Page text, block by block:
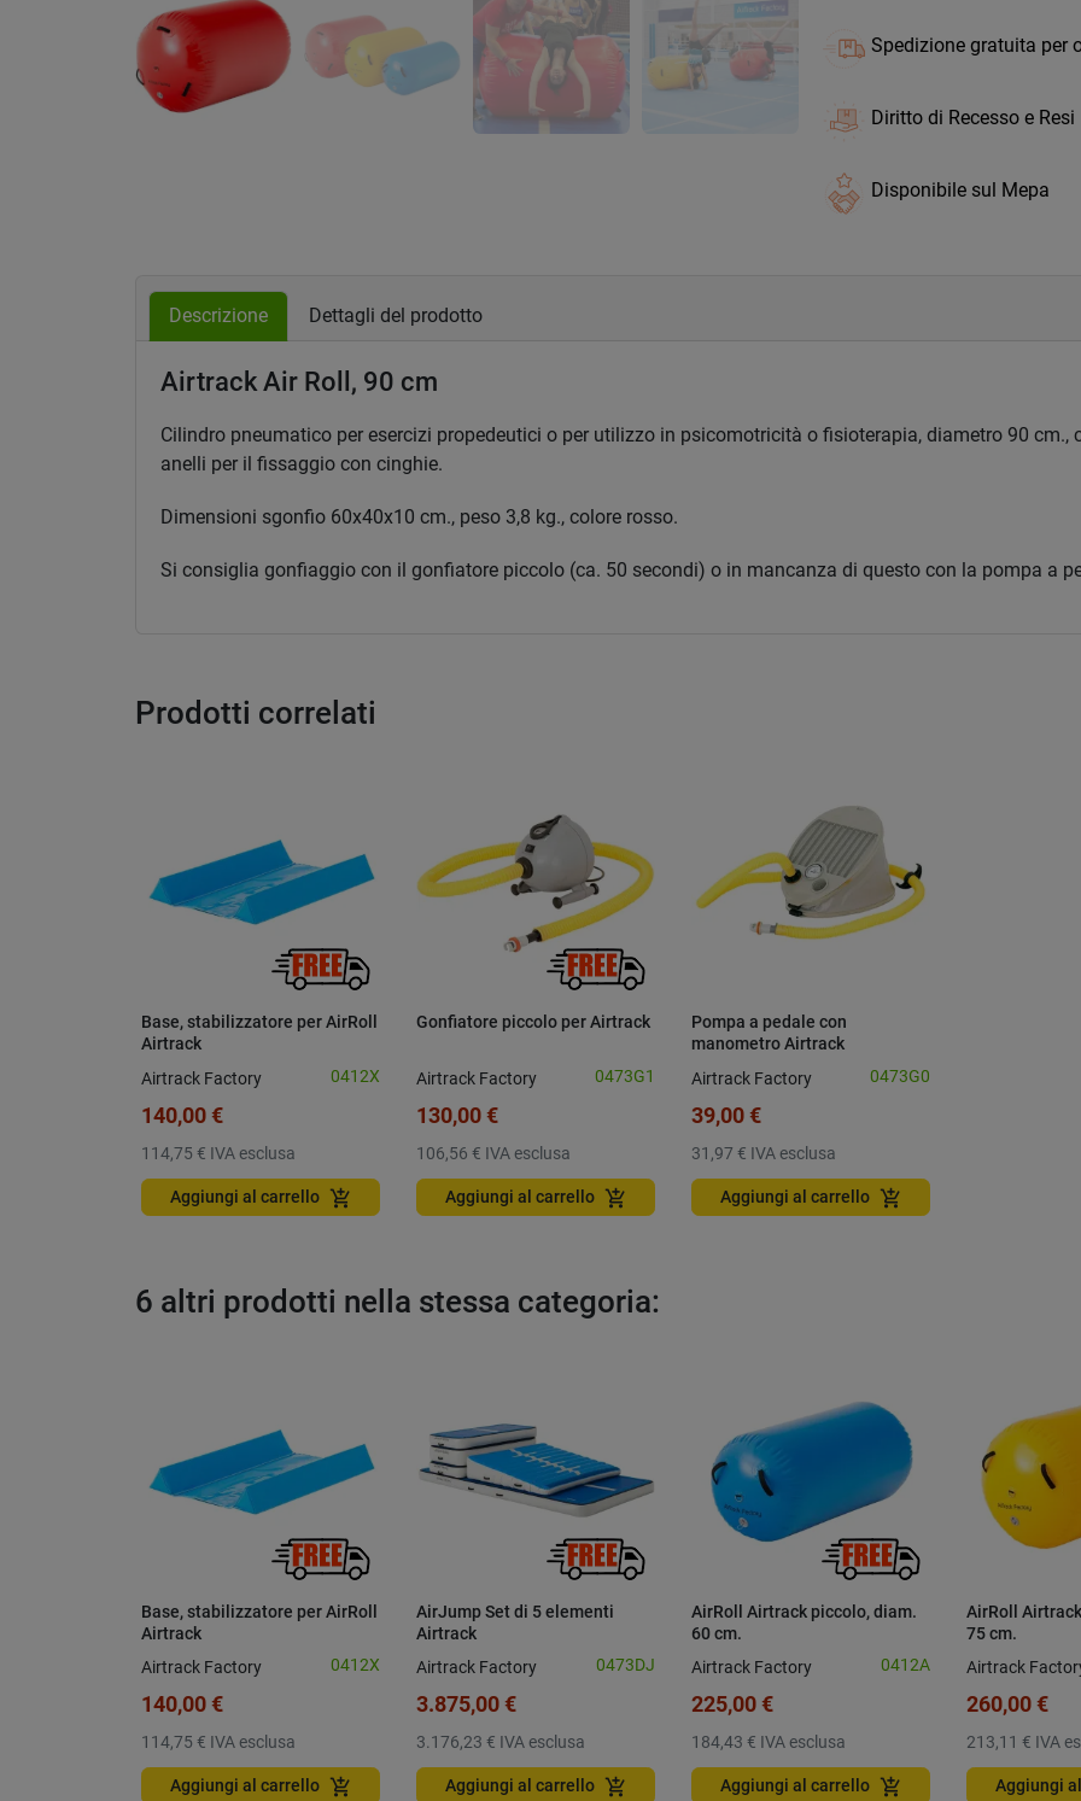
Spedizione gratuita per
Diritto di Recesso e Resi
Disponibile sul Mepa
Descrizione Dettagli del prodotto
Airtrack Air Roll, 90 cm
Cilindro pneumatico per esercizi propedeutici o per utilizzo in psicomotricità o fisioterapia, diametro 90
anelli per il fissaggio con cinghie.
Dimensioni sgonfio 60x40x10 cm., peso 3,8 kg., colore rosso.
Si consiglia gonfiaggio con il gonfiatore piccolo (ca. 50 secondi) o in mancanza di questo con la pompa a
Prodotti correlati
Base, stabilizzatore per AirRoll
Airtrack
Airtrack Factory 0412X
140,00 €
114,75 € IVA esclusa
Aggiungi al carrello add_shopping_cart
Gonfiatore piccolo per Airtrack
Airtrack Factory 0473G1
130,00 €
106,56 € IVA esclusa
Aggiungi al carrello add_shopping_cart
Pompa a pedale con
manometro Airtrack
Airtrack Factory 0473G0
39,00 €
31,97 € IVA esclusa
Aggiungi al carrello add_shopping_cart
6 altri prodotti nella stessa categoria:
Base, stabilizzatore per AirRoll
Airtrack
Airtrack Factory 0412X
140,00 €
114,75 € IVA esclusa
Aggiungi al carrello add_shopping_cart
AirJump Set di 5 elementi
Airtrack
Airtrack Factory 0473DJ
3.875,00 €
3.176,23 € IVA esclusa
Aggiungi al carrello add_shopping_cart
AirRoll Airtrack piccolo, diam.
60 cm.
Airtrack Factory 0412A
225,00 €
184,43 € IVA esclusa
Aggiungi al carrello add_shopping_cart
AirRoll
75 cm.
Airtrack
260,00 €
213,11 € IVA
Aggiungi